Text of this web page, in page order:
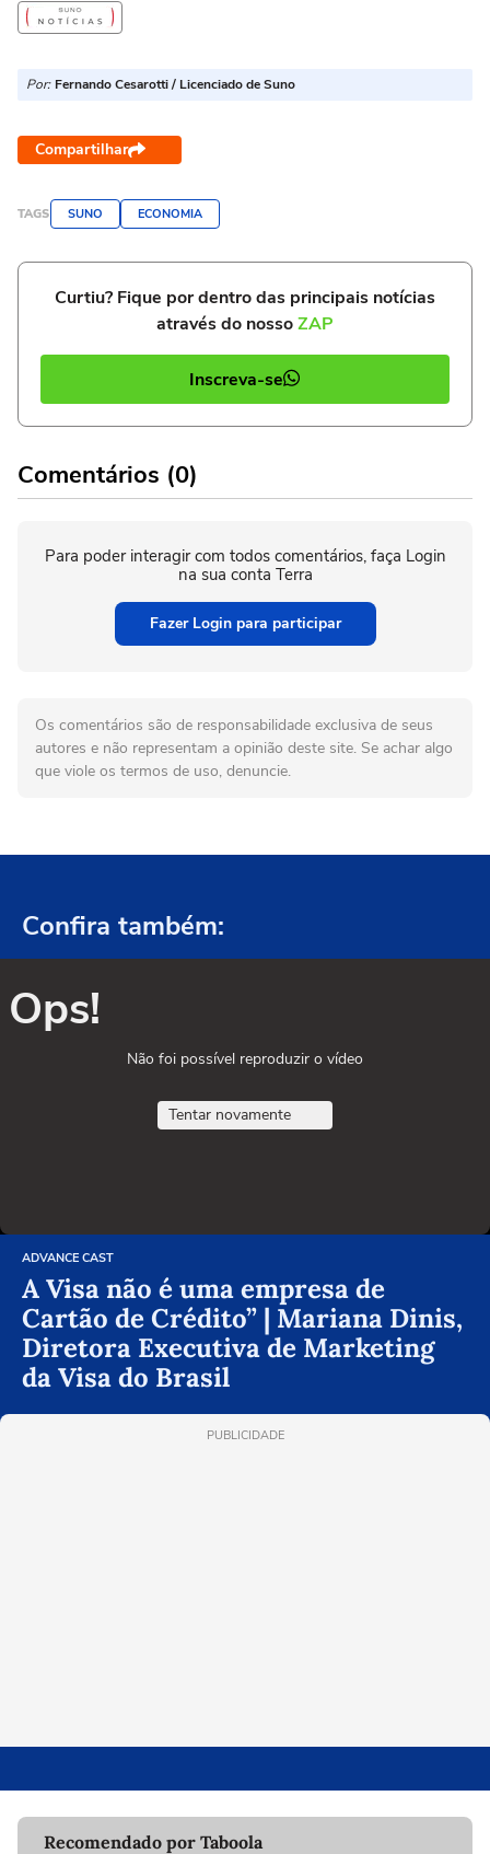
Por: Fernando Cesarotti / Licenciado de Suno
Compartilhar
TAGS SUNO ECONOMIA
Curtiu? Fique por dentro das principais notícias
através do nossoZAP
Inscreva-se
Comentários (0)
Para poder interagir com todos comentários, faça Login
na sua conta Terra
Fazer Login para participar
Os comentários são de responsabilidade exclusiva de seus
autores e não representam a opinião deste site. Se achar algo
que viole os termos de uso, denuncie.
Confira também:
Ops!
Não foi possível reproduzir o vídeo
Tentar novamente
ADVANCE CAST
A Visa não é uma empresa de
Cartão de Crédito” | Mariana Dinis,
Diretora Executiva de Marketing
da Visa do Brasil
PUBLICIDADE
Recomendado por Taboola